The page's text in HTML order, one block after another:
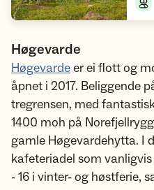
Høgevarde
Høgevardeer ei flott og
åpnet i 2017. Beliggende
tregrensen, med
1400 moh på
gamle Høgevardehytta. I
kafeteriadel som vanligvis
- 16 i vinter- og høstferie,